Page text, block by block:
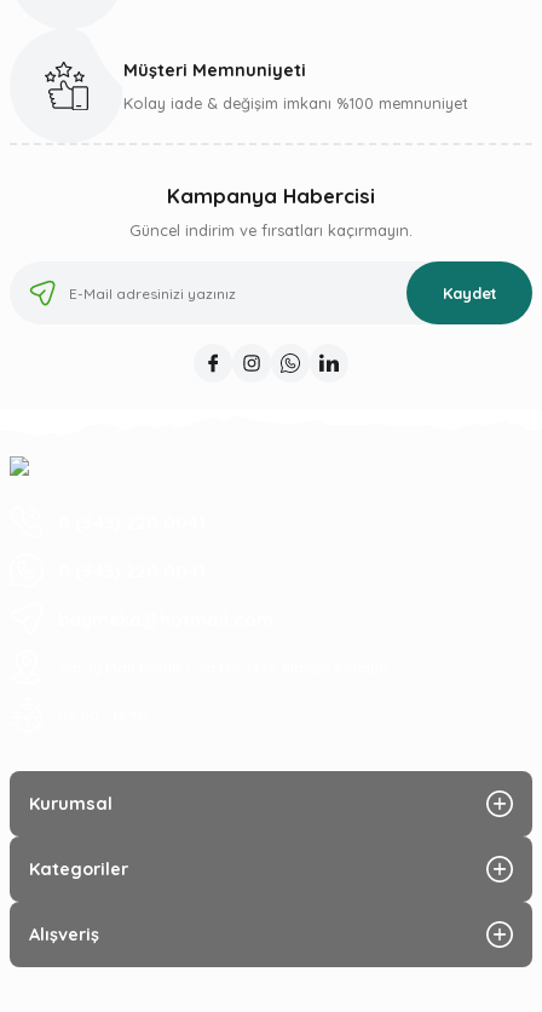
Müşteri Memnuniyeti
Kolay iade & değişim imkanı %100 memnuniyet
Kampanya Habercisi
Güncel indirim ve fırsatları kaçırmayın.
Kaydet
Kurumsal
Kategoriler
Alışveriş